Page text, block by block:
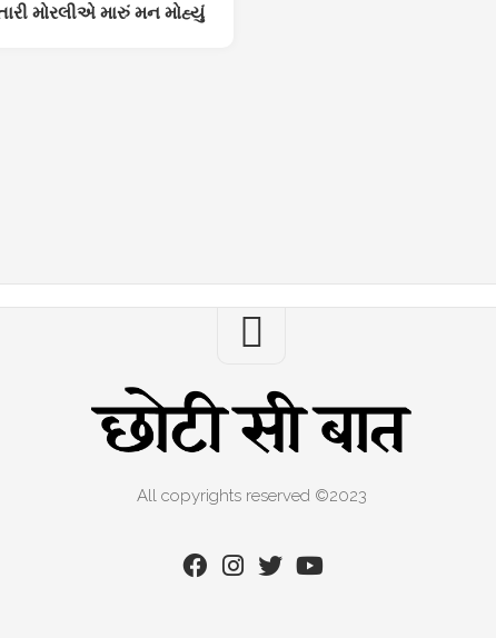
મોરલીએ મારું મન મોહ્યું
All copyrights reserved ©2023